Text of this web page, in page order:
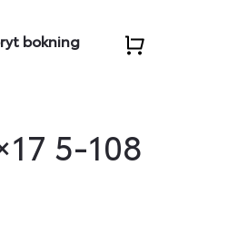
bokning
5-108